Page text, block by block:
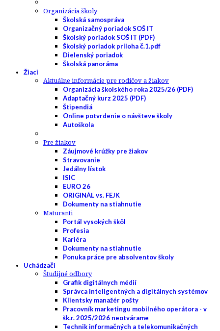
Organizácia školy
Školská samospráva
Organizačný poriadok SOŠ IT
Školský poriadok SOŠ IT (PDF)
Školský poriadok príloha č.1.pdf
Dielenský poriadok
Školská panoráma
Žiaci
Aktuálne informácie pre rodičov a žiakov
Organizácia školského roka 2025/26 (PDF)
Adaptačný kurz 2025 (PDF)
Štipendiá
Online potvrdenie o návšteve školy
Autoškola
Pre žiakov
Záujmové krúžky pre žiakov
Stravovanie
Jedálny lístok
ISIC
EURO 26
ORIGINÁL vs. FEJK
Dokumenty na stiahnutie
Maturanti
Portál vysokých škôl
Profesia
Kariéra
Dokumenty na stiahnutie
Ponuka práce pre absolventov školy
Uchádzači
Študijné odbory
Grafik digitálnych médií
Správca inteligentných a digitálnych systémov
Klientsky manažér pošty
Pracovník marketingu mobilného operátora - v
šk.r. 2025/2026 neotvárame
Technik informačných a telekomunikačných